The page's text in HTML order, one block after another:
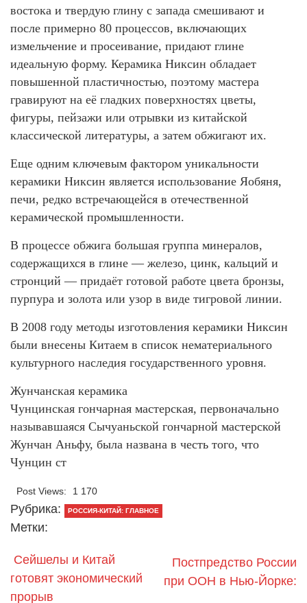
востока и твердую глину с запада смешивают и
после примерно 80 процессов, включающих
измельчение и просеивание, придают глине
идеальную форму. Керамика Никсин обладает
повышенной пластичностью, поэтому мастера
гравируют на её гладких поверхностях цветы,
фигуры, пейзажи или отрывки из китайской
классической литературы, а затем обжигают их.
Еще одним ключевым фактором уникальности
керамики Никсин является использование Яобяня,
печи, редко встречающейся в отечественной
керамической промышленности.
В процессе обжига большая группа минералов,
содержащихся в глине — железо, цинк, кальций и
стронций — придаёт готовой работе цвета бронзы,
пурпура и золота или узор в виде тигровой линии.
В 2008 году методы изготовления керамики Никсин
были внесены Китаем в список нематериального
культурного наследия государственного уровня.
Жунчанская керамика
Чунцинская гончарная мастерская, первоначально
называвшаяся Сычуаньской гончарной мастерской
Жунчан Аньфу, была названа в честь того, что
Чунцин ст
Post Views: 1 170
Рубрика: РОССИЯ-КИТАЙ: ГЛАВНОЕ
Метки:
Сейшелы и Китай
готовят экономический
прорыв
Постпредство России
при ООН в Нью-Йорке: